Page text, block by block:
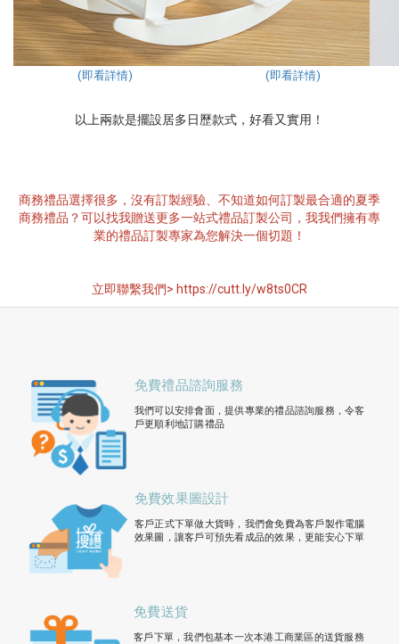
(即看詳情) (即看詳情)
以上兩款是擺設居多日歷款式，好看又實用！
商務禮品選擇很多，沒有訂製經驗、不知道如何訂製最合適的夏季
商務禮品？可以找我贈送更多一站式禮品訂製公司，我我們擁有專
業的禮品訂製專家為您解決一個切題！
立即聯繫我們> https://cutt.ly/w8ts0CR
免費禮品諮詢服務
我們可以安排會面，提供專業的禮品諮詢服務，令客
戶更順利地訂購禮品
免費效果圖設計
客戶正式下單做大貨時，我們會免費為客戶製作電腦
效果圖，讓客戶可預先看成品的效果，更能安心下單
免費送貨
客戶下單，我們包基本一次本港工商業區的送貨服務